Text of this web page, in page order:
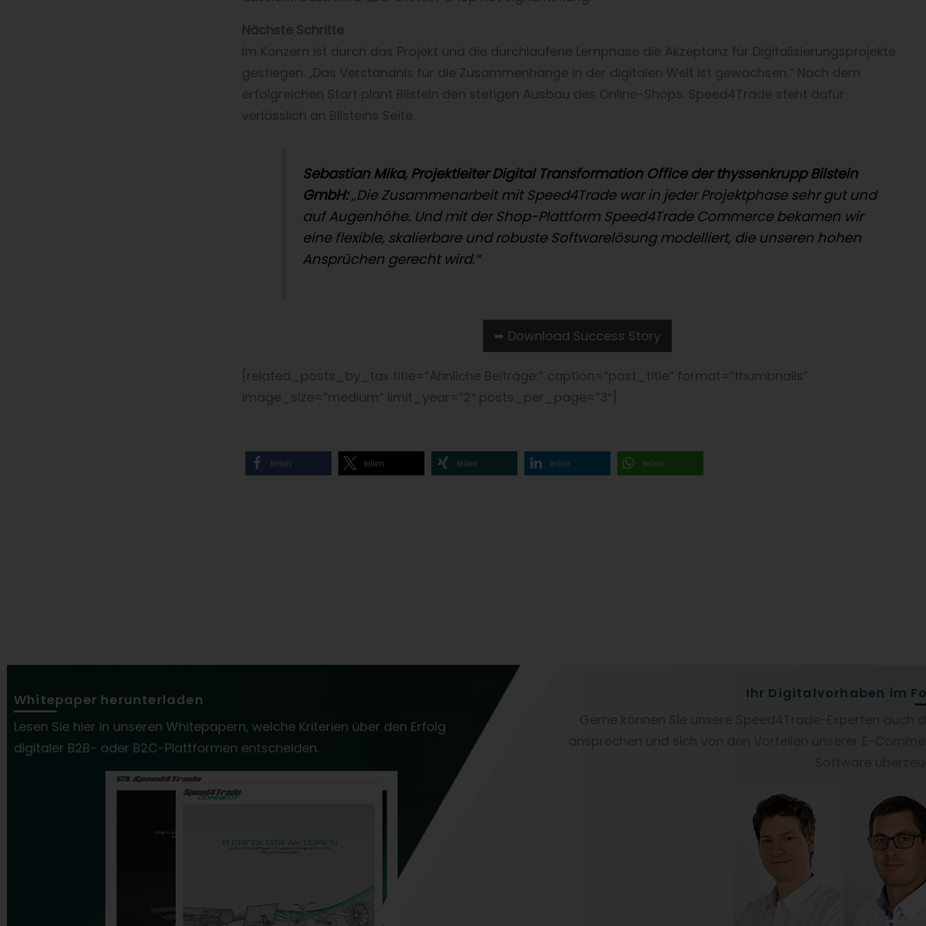
Nächste Schritte
Im Konzern ist durch das Projekt und die durchlaufene Lernphase die Akzeptanz für Digitalisierungsprojekte
gestiegen. „Das Verständnis für die Zusammenhänge in der digitalen Welt ist gewachsen.“ Nach dem
erfolgreichen Start plant Bilstein den stetigen Ausbau des Online-Shops. Speed4Trade steht dafür
verlässlich an Bilsteins Seite.
Sebastian Mika, Projektleiter Digital Transformation Office der thyssenkrupp Bilstein
GmbH:„Die Zusammenarbeit mit Speed4Trade war in jeder Projektphase sehr gut und
auf Augenhöhe. Und mit der Shop-Plattform Speed4Trade Commerce bekamen wir
eine flexible, skalierbare und robuste Softwarelösung modelliert, die unseren hohen
Ansprüchen gerecht wird.“
➥ Download Success Story
[related_posts_by_tax title=“Ähnliche Beiträge:“ caption=“post_title“ format=“thumbnails“
image_size=“medium“ limit_year=“2″ posts_per_page=“3″]
teilen teilen teilen teilen teilen
Whitepaper herunterladen
Lesen Sie hier in unseren Whitepapern, welche Kriterien über den Erfolg
digitaler B2B- oder B2C-Plattformen entscheiden.
Ihr Digitalvorhaben im